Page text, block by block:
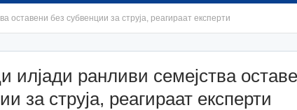
оставени без субвенции за струја, реагираат експерти
илјади ранливи семејства
за струја, реагираат експерти